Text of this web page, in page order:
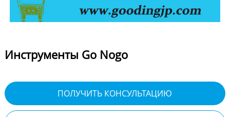
Инструменты Go Nogo
ПОЛУЧИТЬ КОНСУЛЬТАЦИЮ